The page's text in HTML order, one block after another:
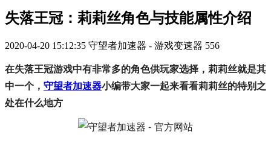
失落王冠：莉莉丝角色与技能属性介绍
2020-04-20 15:12:35 守望者加速器 - 游戏变速器 556
在失落王冠游戏中有非常多的角色供玩家选择，莉莉丝就是其
中一个， 守望者加速器小编带大家一起来看看莉莉丝的特别之
处在什么地方